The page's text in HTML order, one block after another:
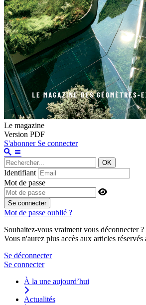
Le magazine
Version PDF
S'abonner Se connecter
OK
Identifiant
Mot de passe
Se connecter
Mot de passe oublié ?
Souhaitez-vous vraiment vous déconnecter ?
Vous n'aurez plus accès aux articles réservés
Se déconnecter
Se connecter
À la une aujourd’hui
Actualités